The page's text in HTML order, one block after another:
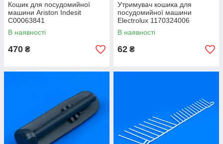
Кошик для посудомийної
машини Ariston Indesit
C00063841
В наявності
470 ₴
Утримувач кошика для
посудомийної машини
Electrolux 1170324006
В наявності
62 ₴